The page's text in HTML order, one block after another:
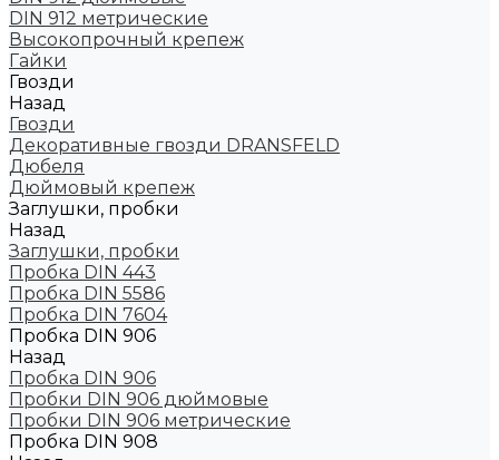
DIN 912 метрические
Высокопрочный крепеж
Гайки
Гвозди
Назад
Гвозди
Декоративные гвозди DRANSFELD
Дюбеля
Дюймовый крепеж
Заглушки, пробки
Назад
Заглушки, пробки
Пробка DIN 443
Пробка DIN 5586
Пробка DIN 7604
Пробка DIN 906
Назад
Пробка DIN 906
Пробки DIN 906 дюймовые
Пробки DIN 906 метрические
Пробка DIN 908